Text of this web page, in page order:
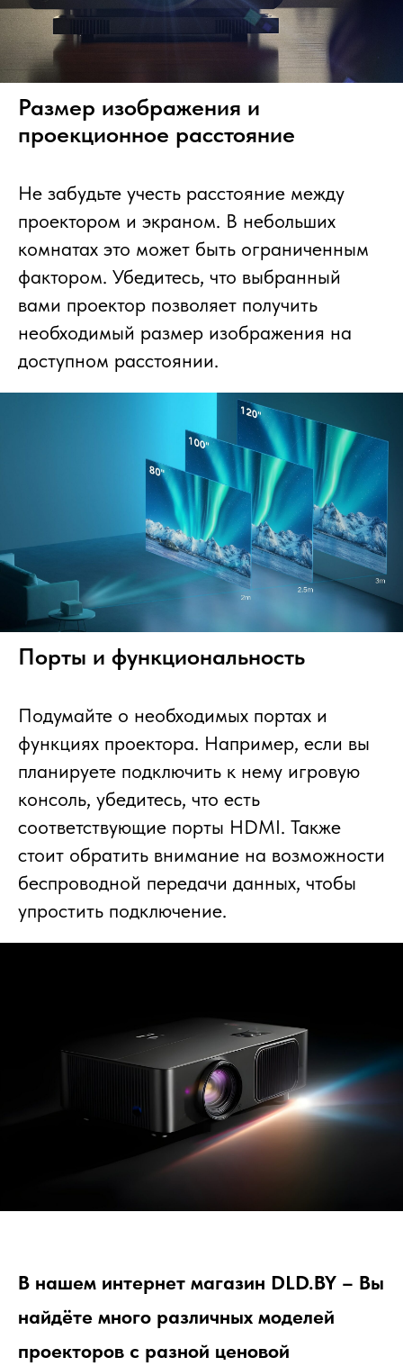
Размер изображения и
проекционное расстояние
Не забудьте учесть расстояние между
проектором и экраном. В небольших
комнатах это может быть ограниченным
фактором. Убедитесь, что выбранный
вами проектор позволяет получить
необходимый размер изображения на
доступном расстоянии.
Порты и функциональность
Подумайте о необходимых портах и
функциях проектора. Например, если вы
планируете подключить к нему игровую
консоль, убедитесь, что есть
соответствующие порты HDMI. Также
стоит обратить внимание на возможности
беспроводной передачи данных, чтобы
упростить подключение.
В нашем интернет магазин DLD.BY – Вы
найдёте много различных моделей
проекторов с разной ценовой